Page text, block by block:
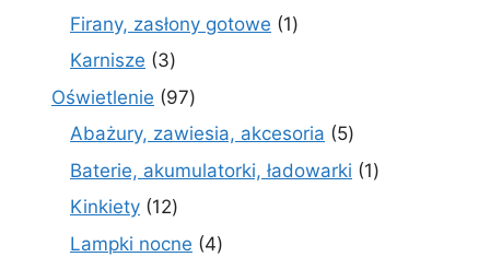
produkty
Firany, zasłony gotowe 11
Karnisze 33
produkty
Oświetlenie 9797
produktów
Abażury, zawiesia, akcesoria 55
produktów
Baterie, akumulatorki, ładowarki 11
Kinkiety 1212
produktów
Lampki nocne 44